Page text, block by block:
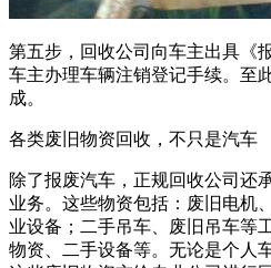
第五步，回收公司向车主出具《
车主办理车辆注销登记手续。至
成。
各类废旧物资回收，不只是汽车
除了报废汽车，正规回收公司还
业务。这些物资包括：废旧电机
业设备；二手吊车、废旧吊车等
物资、二手设备等。无论是个人